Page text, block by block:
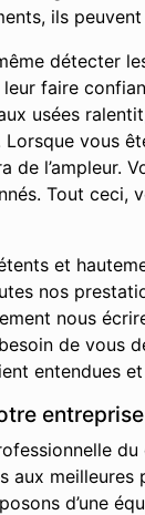
ils
détecter
faire
usées
Lorsque vous
de l’ampleur.
Tout ceci,
et
nos
nous
besoin de
entendues
aux meilleures
d’une